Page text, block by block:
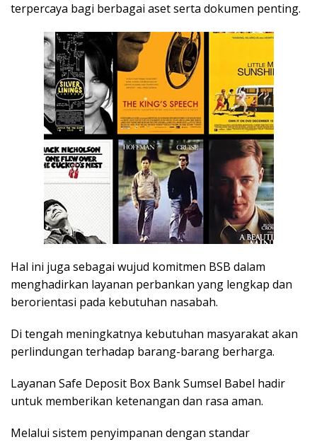
terpercaya bagi berbagai aset serta dokumen penting.
Hal ini juga sebagai wujud komitmen BSB dalam
menghadirkan layanan perbankan yang lengkap dan
berorientasi pada kebutuhan nasabah.
Di tengah meningkatnya kebutuhan masyarakat akan
perlindungan terhadap barang-barang berharga.
Layanan Safe Deposit Box Bank Sumsel Babel hadir
untuk memberikan ketenangan dan rasa aman.
Melalui sistem penyimpanan dengan standar